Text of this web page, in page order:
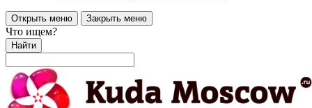
Открыть меню Закрыть меню
Что ищем?
Найти